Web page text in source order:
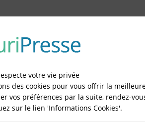
2017
EN LIGNE DANS LE
votre vie privée
des cookies pour vous offrir la
vos préférences par la suite, rendez-
sur le lien 'Informations Cookies'.